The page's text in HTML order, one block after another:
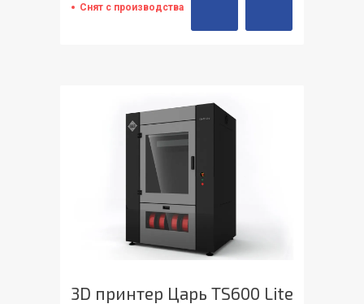
Снят с производства
3D принтер Царь TS600 Lite